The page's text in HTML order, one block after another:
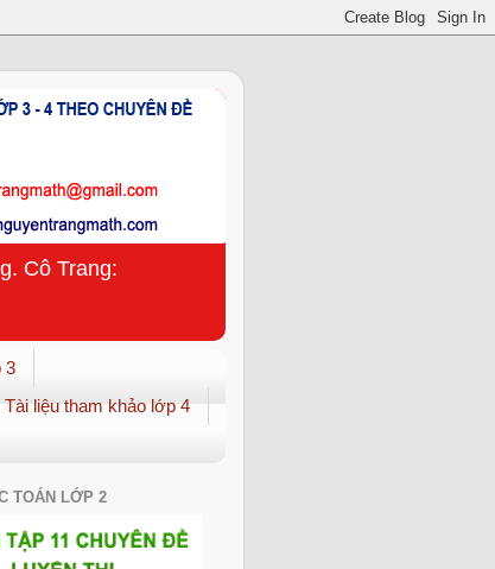
Cô Trang:
3
Tài liệu tham khảo lớp 4
TOÁN LỚP 2